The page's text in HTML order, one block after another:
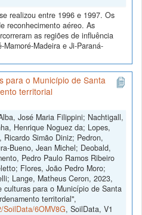
realizou entre 1996 e 1997. Os
reconhecimento aéreo. As
as regiões de influência
Madeira e Ji-Paraná-
para o Município de Santa
territorial
José Maria Filippini; Nachtigall,
Henrique Noguez da; Lopes,
Simão Diniz; Pedron,
Bueno, Jean Michel; Deobald,
Pedro Paulo Ramos Ribeiro
Flores, João Pedro Moro;
Lange, Matheus Ceron, 2023,
culturas para o Município de Santa
territorial",
6OMV8G, SoilData, V1